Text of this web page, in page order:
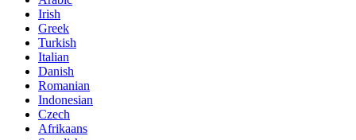
Irish
Greek
Turkish
Italian
Danish
Romanian
Indonesian
Czech
Afrikaans